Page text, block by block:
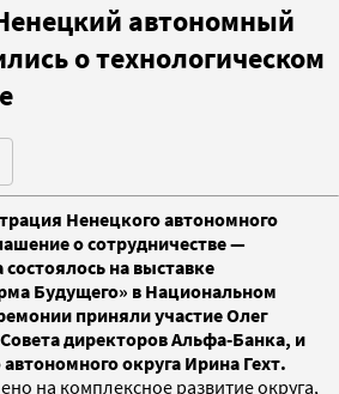
автономный
о технологическом
Ненецкого автономного
о сотрудничестве —
на выставке
Будущего» в Национальном
приняли участие Олег
директоров Альфа-Банка, и
округа Ирина Гехт.
на комплексное развитие округа,